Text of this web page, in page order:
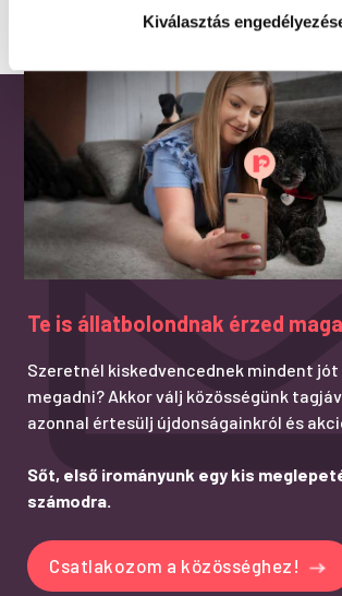
Kiválasztás
Te is állatbolondnak érzed
Szeretnél kiskedvencednek mindent jót
megadni? Akkor válj közösségünk
azonnal értesülj újdonságainkról és
Sőt, első irományunk egy kis
számodra.
Csatlakozom a közösséghez!